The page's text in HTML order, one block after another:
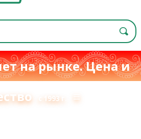
на рынке. Цена и
с 1993 г. ≡